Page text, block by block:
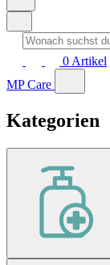
0 Artikel
MP Care
Kategorien